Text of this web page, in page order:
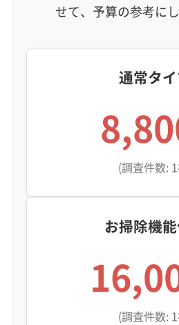
定額料金 複数台割引 初回割引
せて、予算の参考に
通常タ
(調査件数:
お掃除機
(調査件数: